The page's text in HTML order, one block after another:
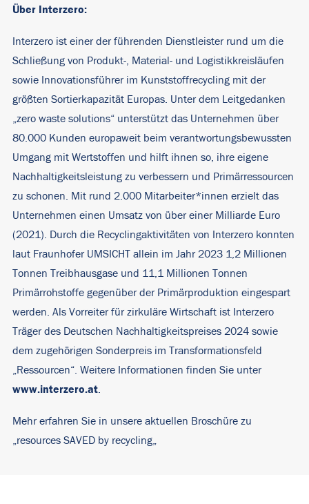
Über Interzero:
Interzero ist einer der führenden Dienstleister rund um die
Schließung von Produkt-, Material- und Logistikkreisläufen
sowie Innovationsführer im Kunststoffrecycling mit der
größten Sortierkapazität Europas. Unter dem Leitgedanken
„zero waste solutions“ unterstützt das Unternehmen über
80.000 Kunden europaweit beim verantwortungsbewussten
Umgang mit Wertstoffen und hilft ihnen so, ihre eigene
Nachhaltigkeitsleistung zu verbessern und Primärressourcen
zu schonen. Mit rund 2.000 Mitarbeiter*innen erzielt das
Unternehmen einen Umsatz von über einer Milliarde Euro
(2021). Durch die Recyclingaktivitäten von Interzero konnten
laut Fraunhofer UMSICHT allein im Jahr 2023 1,2 Millionen
Tonnen Treibhausgase und 11,1 Millionen Tonnen
Primärrohstoffe gegenüber der Primärproduktion eingespart
werden. Als Vorreiter für zirkuläre Wirtschaft ist Interzero
Träger des Deutschen Nachhaltigkeitspreises 2024 sowie
dem zugehörigen Sonderpreis im Transformationsfeld
„Ressourcen“. Weitere Informationen finden Sie unter
www.interzero.at
Mehr erfahren Sie in unsere aktuellen Broschüre zu
resources SAVED by recycling